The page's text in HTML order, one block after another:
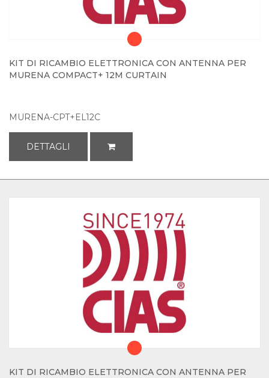
KIT DI RICAMBIO ELETTRONICA CON ANTENNA PER
MURENA COMPACT+ 12M CURTAIN
MURENA-CPT+EL12C
DETTAGLI
KIT DI RICAMBIO ELETTRONICA CON ANTENNA PER